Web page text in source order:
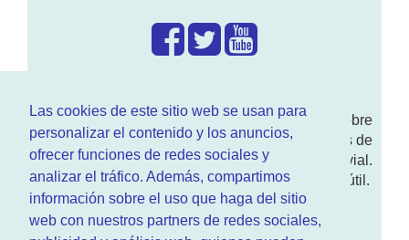
Las cookies de este sitio web se usan para
personalizar el contenido y los anuncios,
ofrecer funciones de redes sociales y
analizar el tráfico. Además, compartimos
información sobre el uso que haga del sitio
web con nuestros partners de redes sociales,
Enwww.RenovarCarnet.comTe contamos sobre
larenovación del permisode conducir, noticias de
actualidad motor y sobre todo seguridad vial.
Ademas tenemos todo tipo de información DGT útil.
¿Quienes somos?